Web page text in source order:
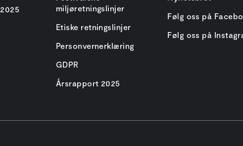
2025
miljøretningslinjer
Etiske retningslinjer
Personvernerklæring
GDPR
Årsrapport 2025
Følg oss på
Følg oss på